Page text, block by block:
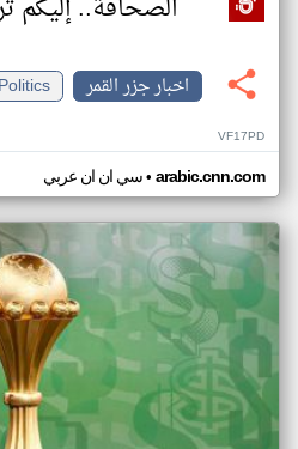
الصحافة.. إليكم
اخبار جزر القمر
Politics
VF17PD
سي ان ان عربي• arabic.cnn.com